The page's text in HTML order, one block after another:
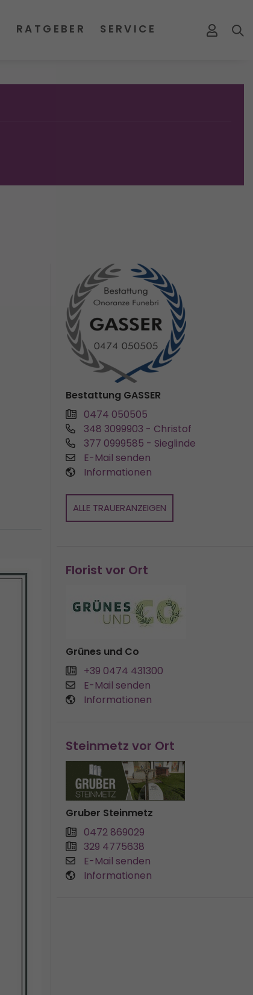
Bestattung GASSER
0474 050505
348 3099903 - Christof
377 0999585 - Sieglinde
E-Mail senden
Informationen
ALLE TRAUERANZEIGEN
Florist vor Ort
Grünes und Co
+39 0474 431300
E-Mail senden
Informationen
Steinmetz vor Ort
Gruber Steinmetz
0472 869029
329 4775638
E-Mail senden
Informationen
RATGEBER SERVICE